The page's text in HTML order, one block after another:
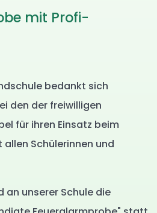
mit Profi-
bedankt sich
den der freiwilligen
für ihren Einsatz beim
Schülerinnen und
an unserer Schule die